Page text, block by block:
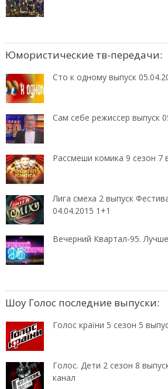
Юмористические тв-передачи:
Сто к одному выпуск
Сам себе режиссер выпуск
Рассмеши комика 9 сезон 7
Лига смеха 2 выпуск
04.04.2015 1+1
Вечерний Квартал-95.
Шоу Голос последние выпуски:
Голос країни 5 сезон 5
Голос. Дети 2 сезон 8
канал